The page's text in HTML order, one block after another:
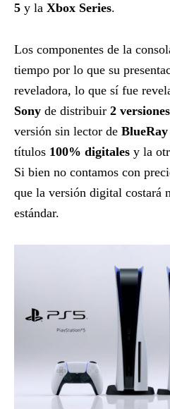
5 y la Xbox Series.
Los componentes de la
tiempo por lo que su
reveladora, lo que sí fue
Sony de distribuir 2 versiones
versión sin lector de BlueRay
títulos 100% digitales y la
Si bien no contamos con
que la versión digital costará
estándar.